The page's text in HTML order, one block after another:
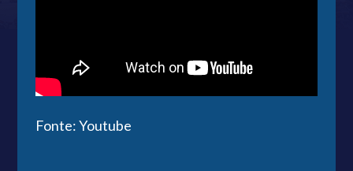
Fonte: Youtube